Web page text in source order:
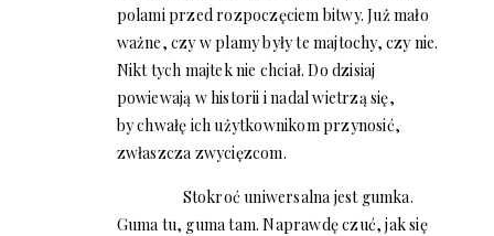
polami przed rozpoczęciem bitwy. Już mało
ważne, czy w plamy były te majtochy, czy nie.
Nikt tych majtek nie chciał. Do dzisiaj
powiewają w historii i nadal wietrzą się,
by chwałę ich użytkownikom przynosić,
zwłaszcza zwycięzcom.
Stokroć uniwersalna jest gumka.
Guma tu, guma tam. Naprawdę czuć, jak się